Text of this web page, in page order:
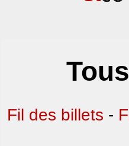
Fil des billets -